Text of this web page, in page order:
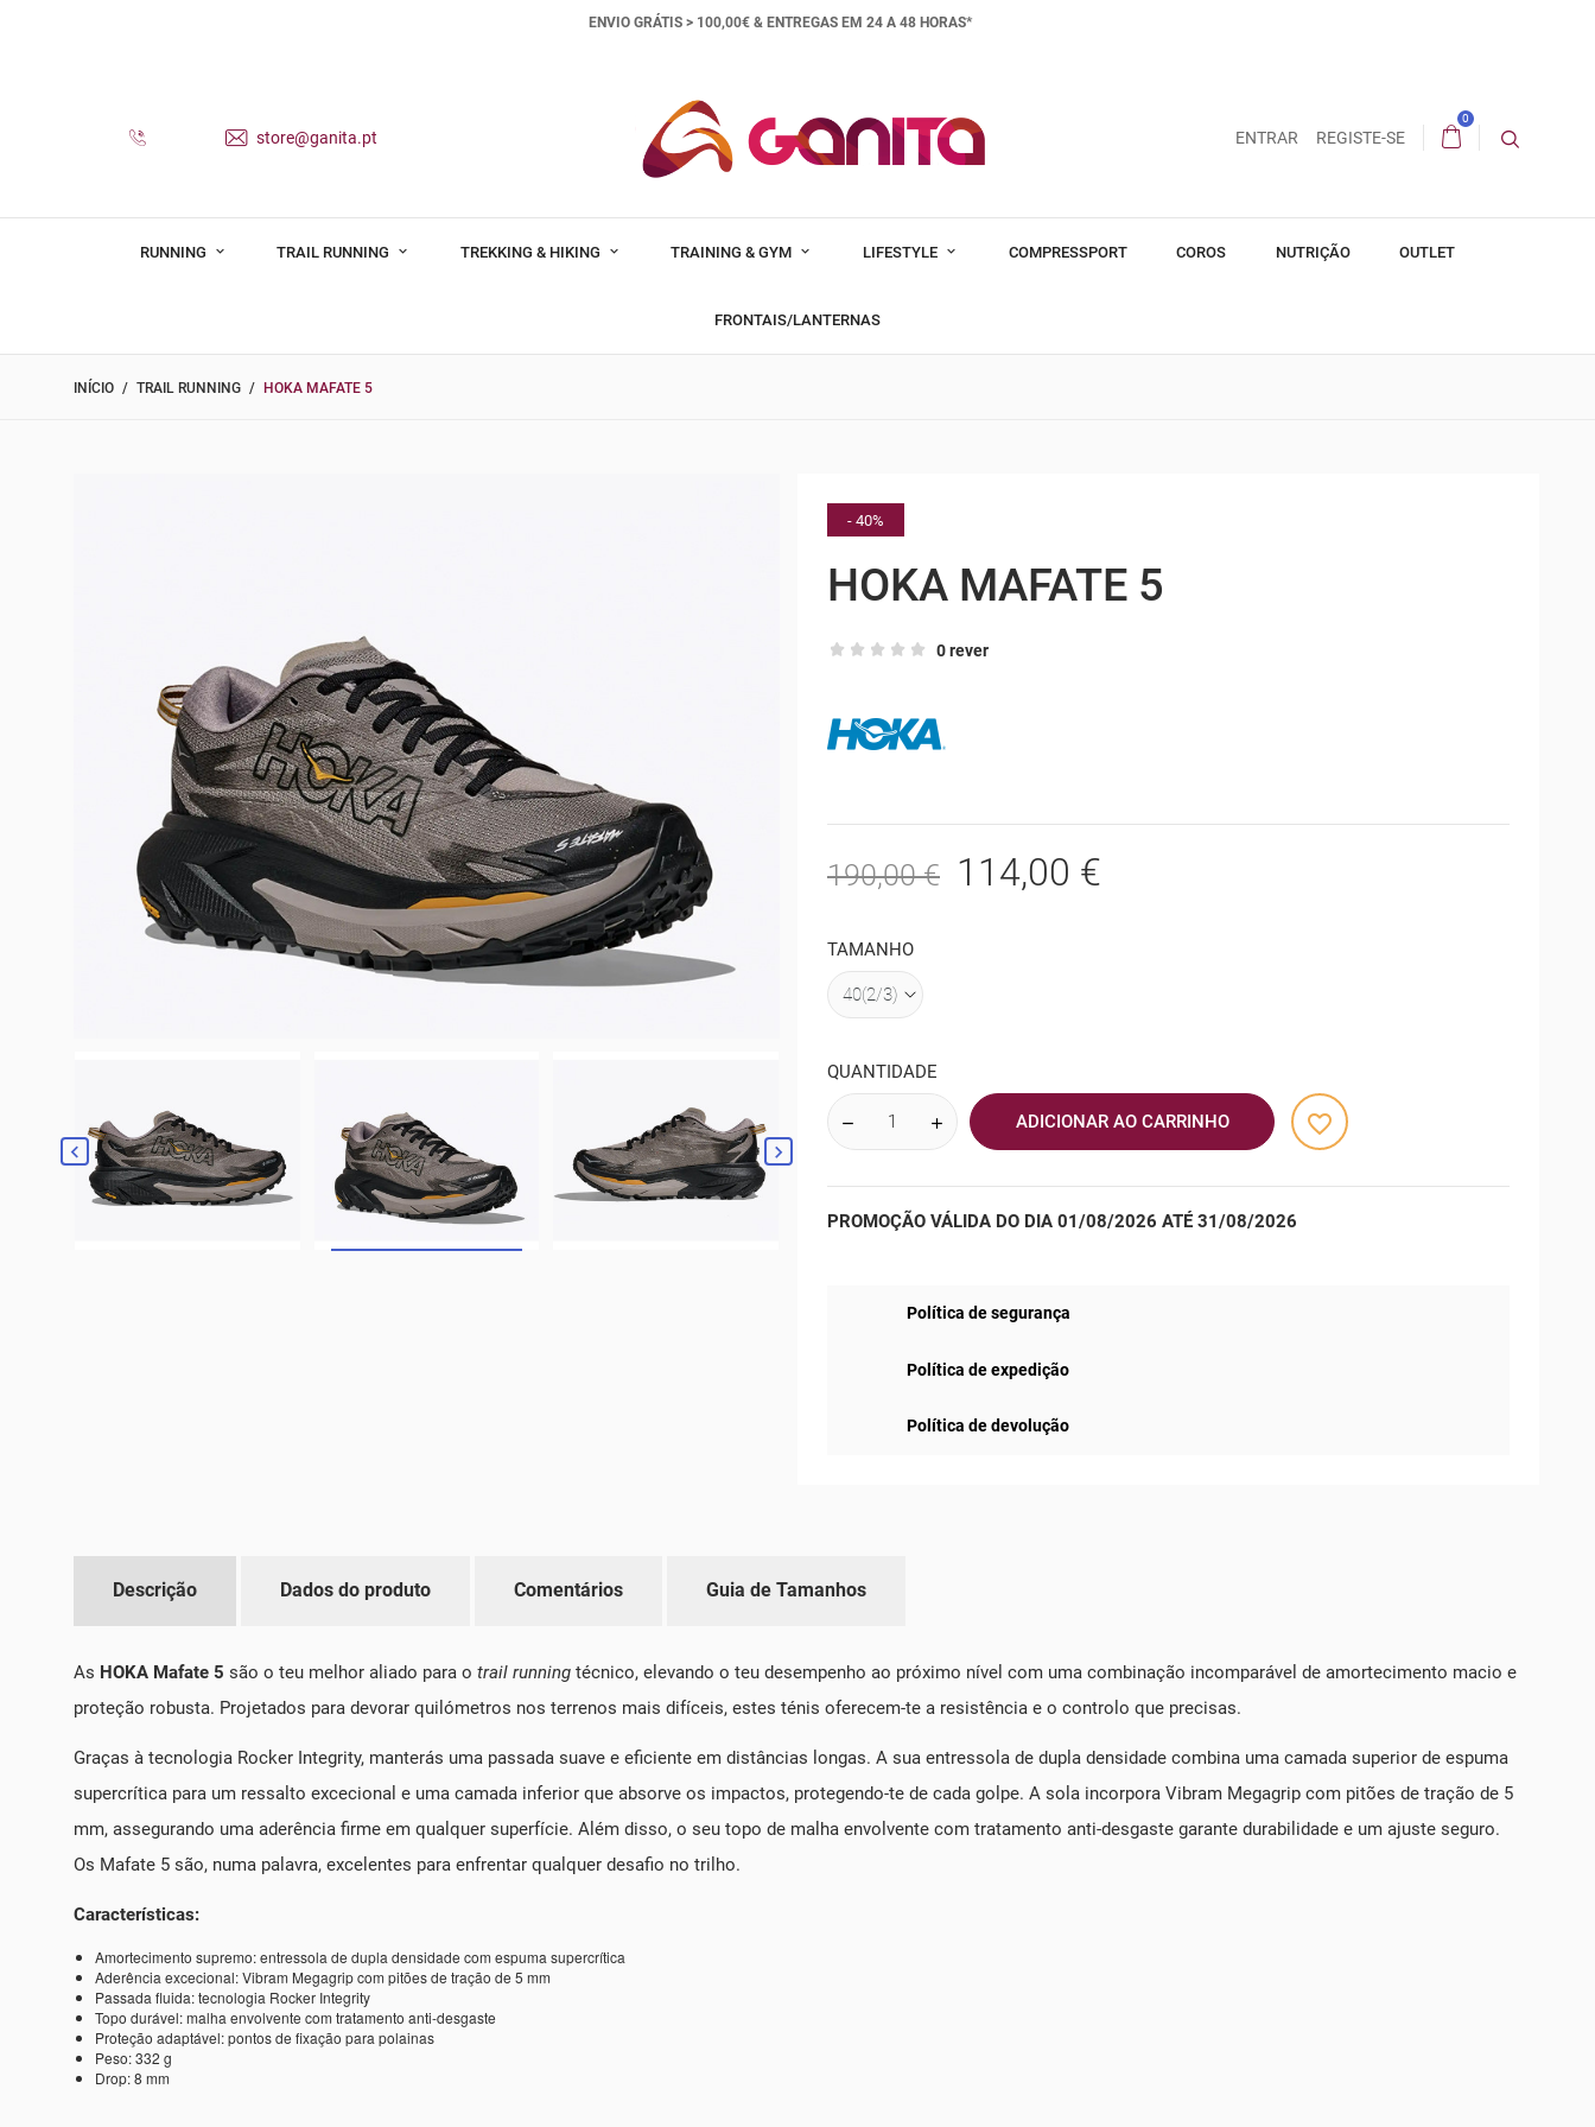
ENVIO GRÁTIS > 100,00€ & ENTREGAS EM 24 A 48 HORAS*
store@ganita.pt ENTRAR REGISTE-SE
0
RUNNING TRAIL RUNNING TREKKING & HIKING TRAINING & GYM LIFESTYLE COMPRESSPORT COROS NUTRIÇÃO OUTLET
FRONTAIS/LANTERNAS
INÍCIO TRAIL RUNNING HOKA MAFATE 5
 
- 40%
HOKA MAFATE 5
0 rever
190,00 € 114,00 €
TAMANHO
QUANTIDADE
ADICIONAR AO CARRINHO favorite_border
PROMOÇÃO VÁLIDA DO DIA 01/08/2026 ATÉ 31/08/2026
Política de segurança
Política de expedição
Política de devolução
Descrição Dados do produto Comentários Guia de Tamanhos
As HOKA Mafate 5 são o teu melhor aliado para o trail running técnico, elevando o teu desempenho ao próximo nível com uma combinação incomparável de amortecimento macio e
proteção robusta. Projetados para devorar quilómetros nos terrenos mais difíceis, estes ténis oferecem-te a resistência e o controlo que precisas.
Graças à tecnologia Rocker Integrity, manterás uma passada suave e eficiente em distâncias longas. A sua entressola de dupla densidade combina uma camada superior de espuma
supercrítica para um ressalto excecional e uma camada inferior que absorve os impactos, protegendo-te de cada golpe. A sola incorpora Vibram Megagrip com pitões de tração de 5
mm, assegurando uma aderência firme em qualquer superfície. Além disso, o seu topo de malha envolvente com tratamento anti-desgaste garante durabilidade e um ajuste seguro.
Os Mafate 5 são, numa palavra, excelentes para enfrentar qualquer desafio no trilho.
Características:
Amortecimento supremo: entressola de dupla densidade com espuma supercrítica
Aderência excecional: Vibram Megagrip com pitões de tração de 5 mm
Passada fluida: tecnologia Rocker Integrity
Topo durável: malha envolvente com tratamento anti-desgaste
Proteção adaptável: pontos de fixação para polainas
Peso: 332 g
Drop: 8 mm